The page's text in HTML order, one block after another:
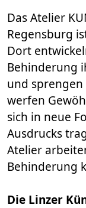
Das Atelier
Regensburg
Dort
Behinderung
und
werfen
sich in neue
Ausdrucks
Atelier
Behinderung
Die Linzer